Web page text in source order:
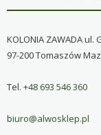
KOLONIA ZAWADA ul.
97-200 Tomaszów
Tel. +48 693 546 360
biuro@alwosklep.pl